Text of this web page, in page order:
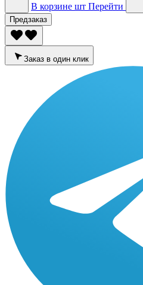
В корзине шт Перейти
Предзаказ
Заказ в один клик